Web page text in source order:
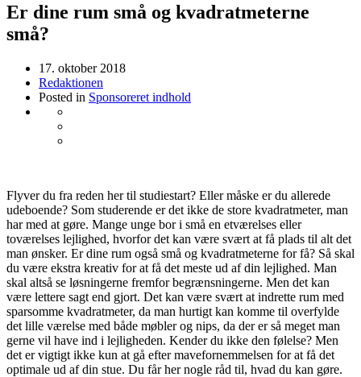
Er dine rum små og kvadratmeterne
små?
17. oktober 2018
Redaktionen
Posted in Sponsoreret indhold
Flyver du fra reden her til studiestart? Eller måske er du allerede
udeboende? Som studerende er det ikke de store kvadratmeter, man
har med at gøre. Mange unge bor i små en etværelses eller
toværelses lejlighed, hvorfor det kan være svært at få plads til alt det
man ønsker. Er dine rum også små og kvadratmeterne for få? Så skal
du være ekstra kreativ for at få det meste ud af din lejlighed. Man
skal altså se løsningerne fremfor begrænsningerne. Men det kan
være lettere sagt end gjort. Det kan være svært at indrette rum med
sparsomme kvadratmeter, da man hurtigt kan komme til overfylde
det lille værelse med både møbler og nips, da der er så meget man
gerne vil have ind i lejligheden. Kender du ikke den følelse? Men
det er vigtigt ikke kun at gå efter mavefornemmelsen for at få det
optimale ud af din stue. Du får her nogle råd til, hvad du kan gøre.